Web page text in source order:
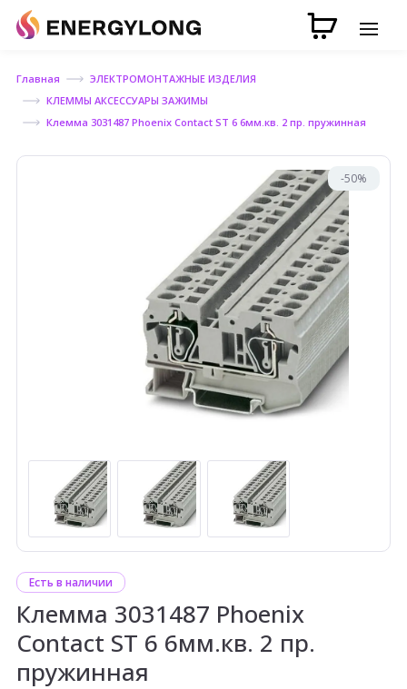
Главная
ЭЛЕКТРОМОНТАЖНЫЕ ИЗДЕЛИЯ
КЛЕММЫ АКСЕССУАРЫ ЗАЖИМЫ
Клемма 3031487 Phoenix Contact ST 6 6мм.кв. 2 пр. пружинная
-50%
Есть в наличии
Клемма 3031487 Phoenix
Contact ST 6 6мм.кв. 2 пр.
пружинная